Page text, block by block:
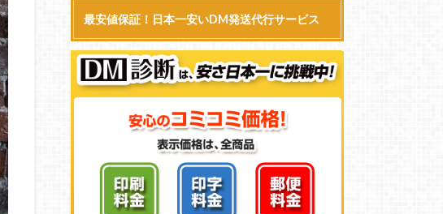
最安値保証！日本一安いDM発送代行サービス